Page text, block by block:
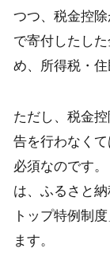
つつ、税金控
で寄付したし
め、所得税・住
ただし、税金
告を行わなく
必須なのです
は、ふるさと
トップ特例制
ます。